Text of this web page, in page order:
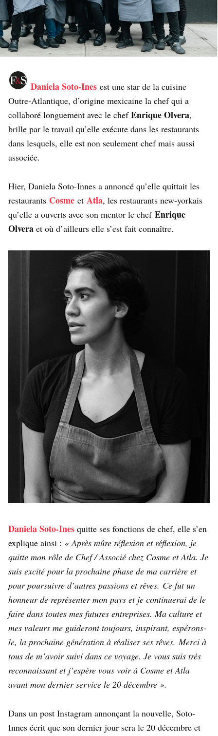
Daniela Soto-Ines est une star de la cuisine
Outre-Atlantique, d’origine mexicaine la chef qui a
collaboré longuement avec le chefEnrique Olvera,
brille par le travail qu’elle exécute dans les restaurants
dans lesquels, elle est non seulement chef mais aussi
associée.
Hier, Daniela Soto-Innes a annoncé qu’elle quittait les
restaurants Cosme et Atla, les restaurants new-yorkais
qu’elle a ouverts avec son mentor le chef Enrique
Olvera et où d’ailleurs elle s’est fait connaître.
Daniela Soto-Ines quitte ses fonctions de chef, elle s’en
explique ainsi : « Après mûre réflexion et réflexion, je
quitte mon rôle de Chef / Associé chez Cosme et Atla. Je
suis excité pour la prochaine phase de ma carrière et
pour poursuivre d’autres passions et rêves. Ce fut un
honneur de représenter mon pays et je continuerai de le
faire dans toutes mes futures entreprises. Ma culture et
mes valeurs me guideront toujours, inspirant, espérons-
le, la prochaine génération à réaliser ses rêves. Merci à
tous de m’avoir suivi dans ce voyage. Je vous suis très
reconnaissant et j’espère vous voir à Cosme et Atla
avant mon dernier service le 20 décembre ».
Dans un post Instagram annonçant la nouvelle, Soto-
Innes écrit que son dernier jour sera le 20 décembre et